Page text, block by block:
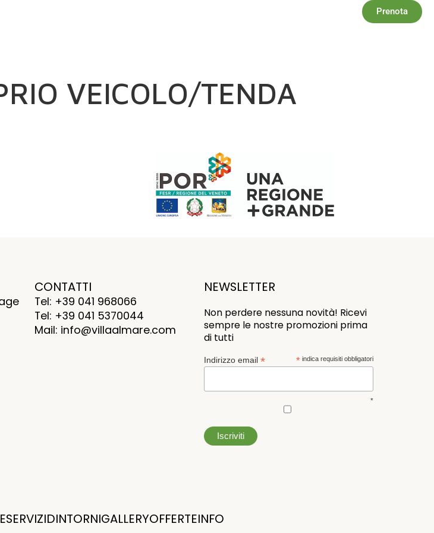
Prenota
VEICOLO/TENDA
CONTATTI
Tel: +39 041 968066
Tel: +39 041 5370044
Mail: info@villaalmare.com
NEWSLETTER
Non perdere nessuna novità! Ricevi
sempre le nostre promozioni prima
di tutti
* indica requisiti obbligatori
Indirizzo email *
*
SERVIZIDINTORNIGALLERYOFFERTEINFO